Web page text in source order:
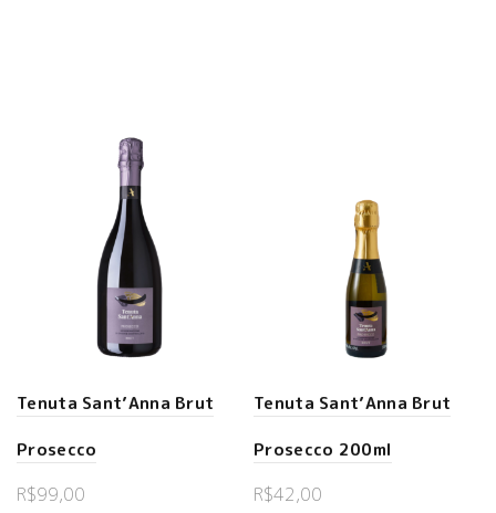
Tenuta Sant’Anna Brut
Prosecco
R$99,00
Tenuta Sant’Anna Brut
Prosecco 200ml
R$42,00